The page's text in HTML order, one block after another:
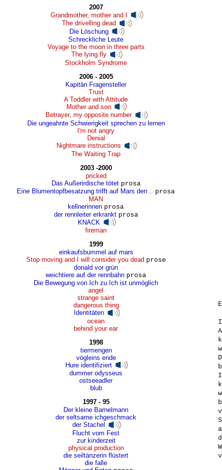
2007
Grandmother, mother and I
The drivelling dead
Die Löschung
Schreckliche Leute
Voyage to the moon in three parts
The lying fly
Stockholm Syndrome
2006 - 2005
Kapitän Fragensteller
Trust
A Toddler with Attitude
Mother and son
Betrayer, my opposite number
Die ungeahnte Schwierigkeit sprechen zu lernen
I'm not angry
Denial
Nightmare instructions
The Waiting Trap
2003 -2000
pricked
Das Außerirdische tötet prosa
Eine Blumentopfbesatzung trifft auf Mars den ..
prosa
MAN
kellnerinnen prosa
der rennleiter erkrankt prosa
KNACK
fireman
1999
einkaufsbummel auf mars
Stop moving and I will consider you dead prose
donald vor grün
weichtiere auf der rennbahn prosa
Die Bewegung von Ich zu Ich ist unmöglich
angel
strange saint
dangerous thing
Identitäten
ocean
behind your ear
1998
tiermengen
vögleins ende
Hure identifiziert
dummer odysseus
ostseeadler
blub
1997 - 95
Der kleine Barnelmann
der seltsame ichgeschmack
der Stachel
Flucht vom Fest
zur kinderzeit
physical production
die seiltänzerin flüstert
die falle